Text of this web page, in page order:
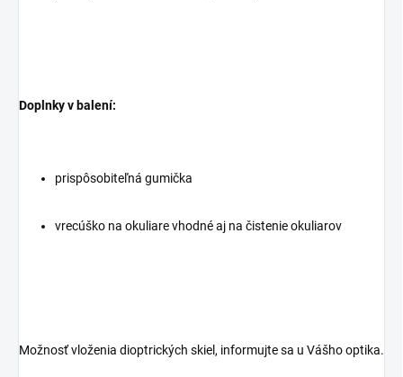
Doplnky v balení:
prispôsobiteľná gumička
vrecúško na okuliare vhodné aj na čistenie okuliarov
Možnosť vloženia dioptrických skiel, informujte sa u Vášho optika.